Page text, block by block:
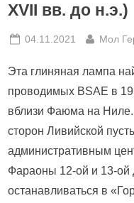
XVII вв. до н.э.)
Posted
04.11.2021 By
Мол
Эта глиняная лампа
проводимых BSAE в
вблизи Фаюма на
сторон Ливийской
административным
Фараоны 12-ой и 13-ой
останавливаться в